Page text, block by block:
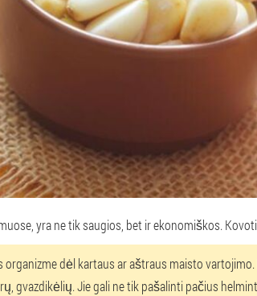
yra ne tik saugios, bet ir ekonomiškos.
dėl kartaus ar aštraus maisto
gvazdikėlių. Jie gali ne tik pašalinti pačius